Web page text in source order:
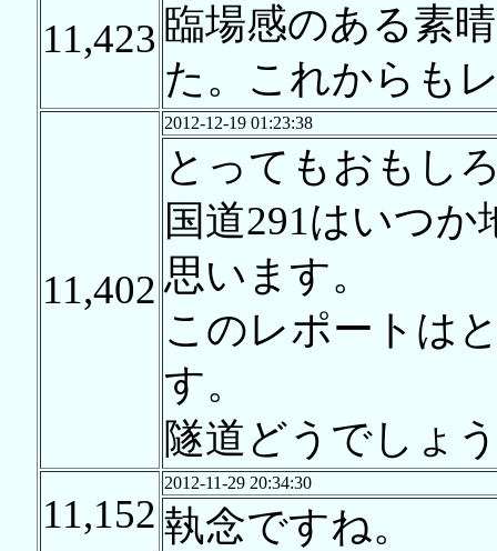
11,423 臨場感のある素
た。これからも
11,402
2012-12-19 01:23:38
とってもおもし
国道291はいつ
思います。
このレポートは
す。
隧道どうでしょ
11,152
2012-11-29 20:34:30
執念ですね。